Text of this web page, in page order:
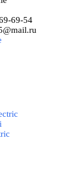
69-54